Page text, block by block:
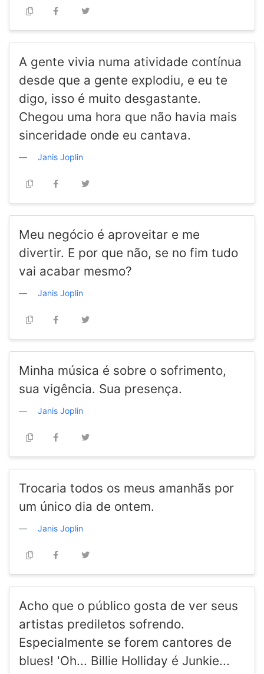
A gente vivia numa atividade contínua
desde que a gente explodiu, e eu te
digo, isso é muito desgastante.
Chegou uma hora que não havia mais
sinceridade onde eu cantava.
Janis Joplin
Meu negócio é aproveitar e me
divertir. E por que não, se no fim tudo
vai acabar mesmo?
Janis Joplin
Minha música é sobre o sofrimento,
sua vigência. Sua presença.
Janis Joplin
Trocaria todos os meus amanhãs por
um único dia de ontem.
Janis Joplin
Acho que o público gosta de ver seus
artistas prediletos sofrendo.
Especialmente se forem cantores de
blues! 'Oh... Billie Holliday é Junkie...